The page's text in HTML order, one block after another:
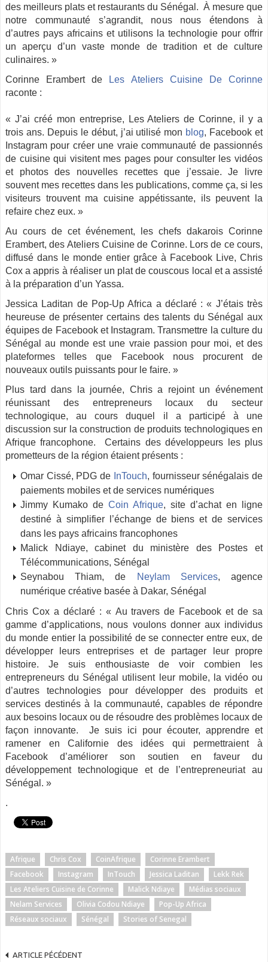
des meilleurs plats et restaurants du Sénégal. À mesure que
notre communauté s’agrandit, nous nous étendons à
d’autres pays africains et utilisons la technologie pour offrir
un aperçu d’un vaste monde de tradition et de culture
culinaires. »
Corinne Erambert de
Les Ateliers Cuisine De Corinne
raconte :
« J’ai créé mon entreprise, Les Ateliers de Corinne, il y a
trois ans. Depuis le début, j’ai utilisé mon blog, Facebook et
Instagram pour créerune vraie communauté de passionnés
de cuisine qui visitent mes pages pour consulter les vidéos
et photos des nouvelles recettes que j’essaie. Je livre
souvent mes recettes dans es publications, comme ça, si les
visiteurs trouvent ma cuisine appétissante, ils peuvent la
refaire chez eux. »
Au cours de cet événement, les chefs dakarois Corinne
Erambert, des Ateliers Cuisine de Corinne. Lors de ce cours,
diffusé dans le monde entier grâce à Facebook Live, Chris
Cox a appris à réaliser un plat de couscous local et a assisté
à la préparation d’un Yassa.
Jessica Laditan de Pop-Up Africa a déclaré : « J’étais très
heureuse de présenter certains des talents du Sénégal aux
équipes de Facebook et Instagram. Transmettre la culture du
Sénégal au monde est une vraie passion pour moi, et des
plateformes telles que Facebook nous procurent de
nouveaux outils puissants pour le faire. »
Plus tard dans la journée, Chris a rejoint un événement
réunissant des entrepreneurs locaux du secteur
technologique, au cours duquel il a participé à une
discussion sur la construction de produits technologiques en
Afrique francophone. Certains des développeurs les plus
prometteurs de la région étaient présents :
Omar Cissé, PDG de InTouch, fournisseur sénégalais de
paiements mobiles et de services numériques
Jimmy Kumako de Coin Afrique, site d’achat en ligne
destiné à simplifier l’échange de biens et de services
dans les pays africains francophones
Malick Ndiaye, cabinet du ministère des Postes et
Télécommunications, Sénégal
Seynabou Thiam, de
Neylam Services, agence
numérique créative basée à Dakar, Sénégal
Chris Cox a déclaré : « Au travers de Facebook et de sa
gamme d’applications, nous voulons donner aux individus
du monde entier la possibilité de se connecter entre eux, de
développer leurs entreprises et de partager leur propre
histoire. Je suis enthousiaste de voir combien les
entrepreneurs du Sénégal utilisent leur mobile, la vidéo ou
d’autres technologies pour développer des produits et
services destinés à la communauté, capables de répondre
aux besoins locaux ou de résoudre des problèmes locaux de
façon innovante. Je suis ici pour écouter, apprendre et
ramener en Californie des idées qui permettraient à
Facebook d’améliorer son soutien en faveur du
développement technologique et de l’entrepreneuriat au
Sénégal. »
.
Afrique Chris Cox CoinAfrique
Corinne Erambert
Facebook
Instagram InTouch Jessica Laditan
Lekk Rek
Les Ateliers Cuisine de Corinne
Malick Ndiaye
Médias sociaux
Nelam Services
Olivia Codou Ndiaye
Pop-Up Africa
Réseaux sociaux
Sénégal Stories of Senegal
ARTICLE PÉCÉDENT